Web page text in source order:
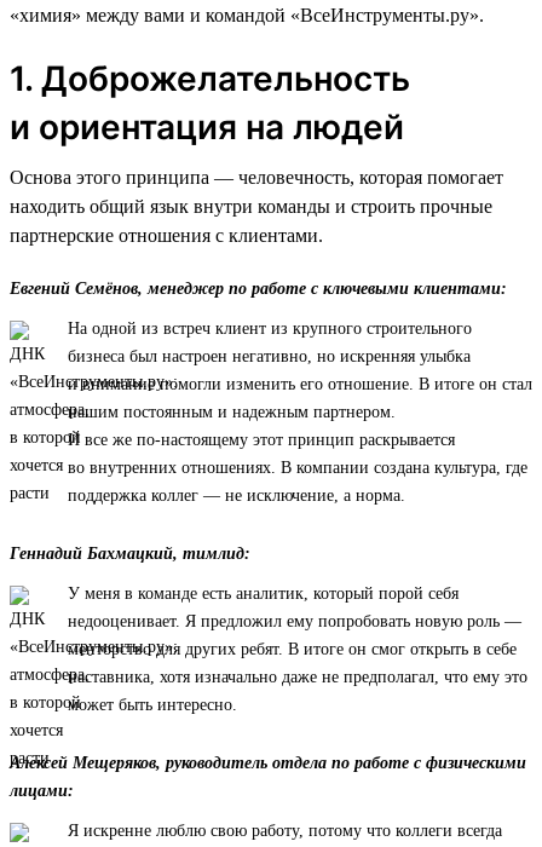
«химия» между вами и командой «ВсеИнструменты.ру».
1. Доброжелательность
и ориентация на людей
Основа этого принципа — человечность, которая помогает
находить общий язык внутри команды и строить прочные
партнерские отношения с клиентами.
Евгений Семёнов, менеджер по работе с ключевыми клиентами:
На одной из встреч клиент из крупного строительного
бизнеса был настроен негативно, но искренняя улыбка
и внимание помогли изменить его отношение. В итоге он стал
нашим постоянным и надежным партнером.
И все же по-настоящему этот принцип раскрывается
во внутренних отношениях. В компании создана культура, где
поддержка коллег — не исключение, а норма.
Геннадий Бахмацкий, тимлид:
У меня в команде есть аналитик, который порой себя
недооценивает. Я предложил ему попробовать новую роль —
менторство для других ребят. В итоге он смог открыть в себе
наставника, хотя изначально даже не предполагал, что ему это
может быть интересно.
Алексей Мещеряков, руководитель отдела по работе с физическими
лицами:
Я искренне люблю свою работу, потому что коллеги всегда